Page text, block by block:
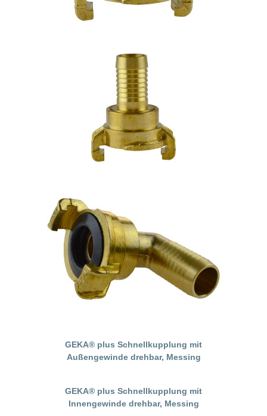
GEKA® plus Schnellkupplung mit
Außengewinde drehbar, Messing
GEKA® plus Schnellkupplung mit
Innengewinde drehbar, Messing